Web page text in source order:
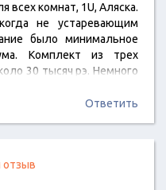
всех комнат, 1U, Аляска.
не устаревающим
было минимальное
Комплект из трех
30 тысяч рэ. Немного
еще к 64U, но
подняли, занесли и…
Ответить